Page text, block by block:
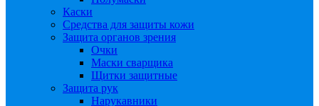
Каски
Средства для защиты кожи
Защита органов зрения
Очки
Маски сварщика
Щитки защитные
Защита рук
Нарукавники